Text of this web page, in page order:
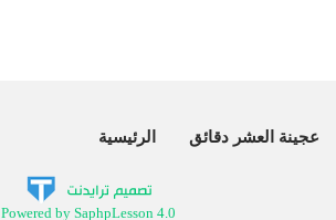
عجينة العشر دقائق الرئيسية
Powered by SaphpLesson 4.0